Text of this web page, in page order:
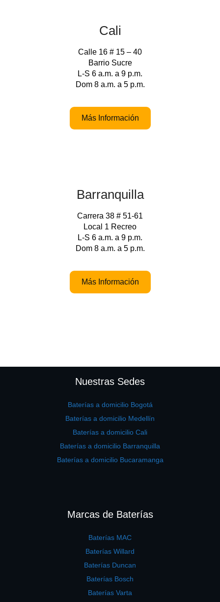
Cali
Calle 16 # 15 – 40
Barrio Sucre
L-S 6 a.m. a 9 p.m.
Dom 8 a.m. a 5 p.m.
Más Información
Barranquilla
Carrera 38 # 51-61
Local 1 Recreo
L-S 6 a.m. a 9 p.m.
Dom 8 a.m. a 5 p.m.
Más Información
Nuestras Sedes
Baterías a domicilio Bogotá
Baterías a domicilio Medellín
Baterías a domicilio Cali
Baterías a domicilio Barranquilla
Baterías a domicilio Bucaramanga
Marcas de Baterías
Baterías MAC
Baterías Willard
Baterías Duncan
Baterías Bosch
Baterías Varta